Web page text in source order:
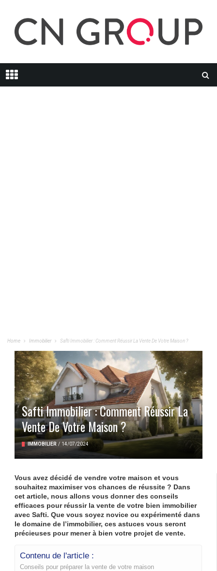
Home Immobilier Safti Immobilier : Comment Réussir La Vente De Votre Maison ?
Safti Immobilier : Comment Réussir La
Vente De Votre Maison ?
IMMOBILIER / 14/07/2024
Vous avez décidé de vendre votre maison et vous
souhaitez maximiser vos chances de réussite ? Dans
cet article, nous allons vous donner des conseils
efficaces pour réussir la vente de votre bien immobilier
avec Safti. Que vous soyez novice ou expérimenté dans
le domaine de l’immobilier, ces astuces vous seront
précieuses pour mener à bien votre projet de vente.
Contenu de l'article :
Conseils pour préparer la vente de votre maison